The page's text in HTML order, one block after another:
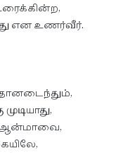
என உணர்வீர்.
ஆன்மாவை,